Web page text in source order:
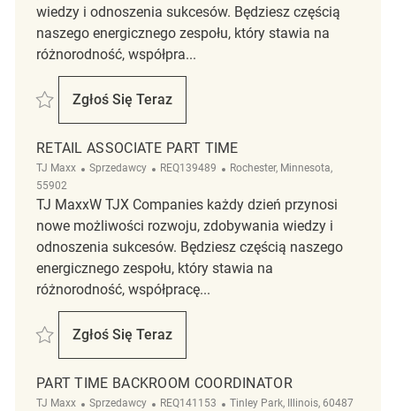
wiedzy i odnoszenia sukcesów. Będziesz częścią
naszego energicznego zespołu, który stawia na
różnorodność, współpra...
Zapisać Part Time Retail Merchandise Associate- Backroom REQ135770
Zgłoś Się Teraz
Part Time Retail Merchandise Associate-
RETAIL ASSOCIATE PART TIME
TJ Maxx Kategoria
Sprzedawcy ReqId
REQ139489 Lokalizacja
Rochester, Minnesota,
55902
TJ MaxxW TJX Companies każdy dzień przynosi
nowe możliwości rozwoju, zdobywania wiedzy i
odnoszenia sukcesów. Będziesz częścią naszego
energicznego zespołu, który stawia na
różnorodność, współpracę...
Zapisać Retail Associate Part Time REQ139489
Zgłoś Się Teraz
Retail Associate Part Time
PART TIME BACKROOM COORDINATOR
TJ Maxx Kategoria
Sprzedawcy ReqId
REQ141153 Lokalizacja
Tinley Park, Illinois, 60487